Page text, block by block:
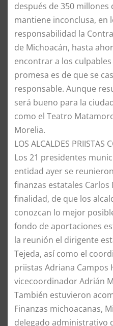
después de 350 millones
mantiene inconclusa, en
responsabilidad la
de Michoacán, hasta
encontrar a los
promesa es de que se
responsable. Aunque
será bueno para la
como el Teatro
Morelia.
LOS ALCALDES PRIISTAS
Los 21 presidentes
entidad ayer se
finanzas estatales
finalidad, de que los
conozcan lo mejor
fondo de aportaciones
la reunión el dirigente
Tejeda, así como el
priistas Adriana Campos
vicecoordinador Adrián
También estuvieron
Finanzas michoacanas,
delegado administrativo